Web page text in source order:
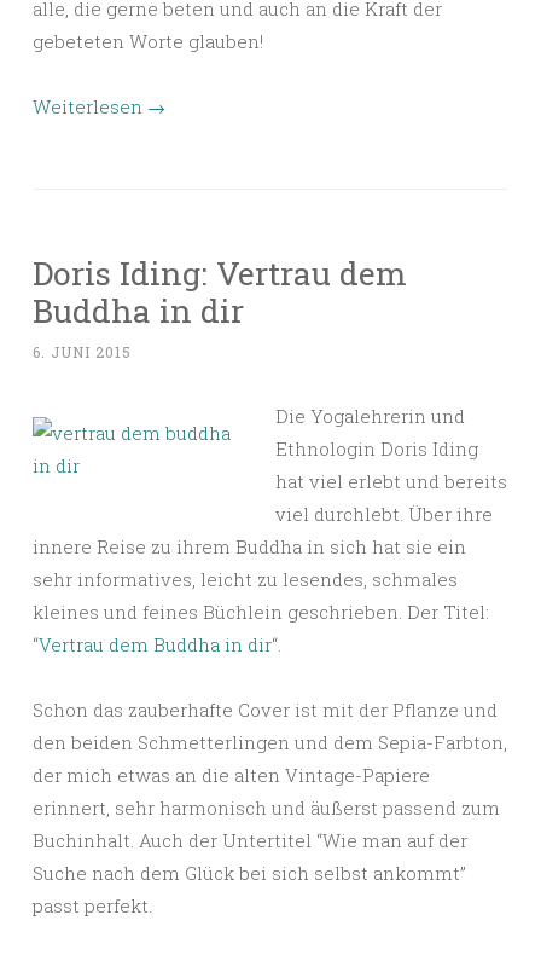
alle, die gerne beten und auch an die Kraft der
gebeteten Worte glauben!
Weiterlesen →
Doris Iding: Vertrau dem
Buddha in dir
6. JUNI 2015
Die Yogalehrerin und
Ethnologin Doris Iding
hat viel erlebt und bereits
viel durchlebt. Über ihre
innere Reise zu ihrem Buddha in sich hat sie ein
sehr informatives, leicht zu lesendes, schmales
kleines und feines Büchlein geschrieben. Der Titel:
“Vertrau dem Buddha in dir“.
Schon das zauberhafte Cover ist mit der Pflanze und
den beiden Schmetterlingen und dem Sepia-Farbton,
der mich etwas an die alten Vintage-Papiere
erinnert, sehr harmonisch und äußerst passend zum
Buchinhalt. Auch der Untertitel “Wie man auf der
Suche nach dem Glück bei sich selbst ankommt”
passt perfekt.